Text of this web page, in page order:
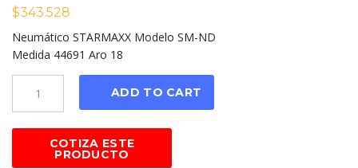
$343.528
Neumático STARMAXX Modelo SM-ND
Medida 44691 Aro 18
ADD TO CART